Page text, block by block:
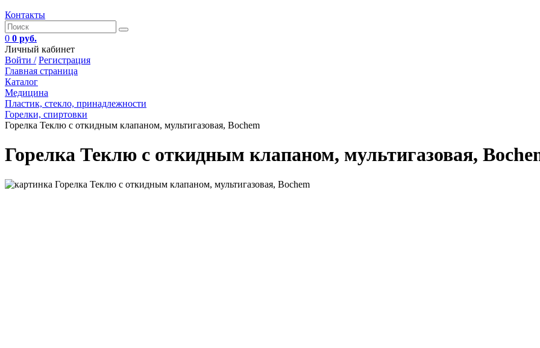
Контакты
0 0 руб.
Личный кабинет
Войти / Регистрация
Главная страница
Каталог
Медицина
Пластик, стекло, принадлежности
Горелки, спиртовки
Горелка Теклю с откидным клапаном, мультигазовая, Bochem
Горелка Теклю с откидным клапаном, мультигазовая,